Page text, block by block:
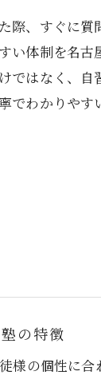
際、すぐに
い体制を名古
ではなく、
でわかりやす
の特徴
様の個性に合